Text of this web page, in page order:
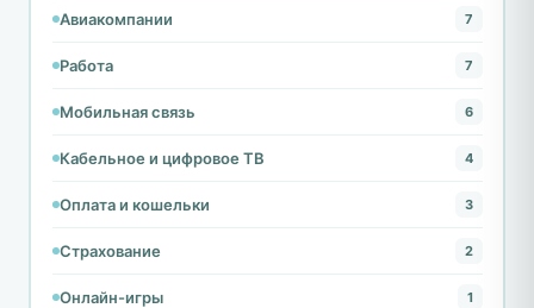
Авиакомпании 7
Работа 7
Мобильная связь 6
Кабельное и цифровое ТВ 4
Оплата и кошельки 3
Страхование 2
Онлайн-игры 1